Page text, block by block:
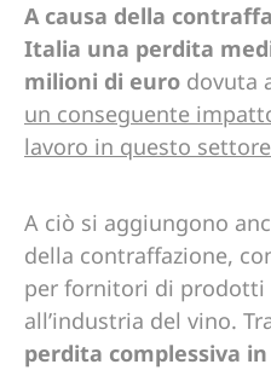
A causa della
Italia una perdita
milioni di euro dovuta
un conseguente
lavoro in questo
A ciò si aggiungono
della contraffazione,
per fornitori di prodotti
all’industria del vino.
perdita complessiva